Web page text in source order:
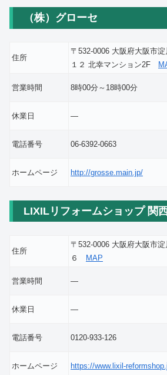
（株）グローセ
住所
〒532-0006 大阪府大阪市
１２ 北幸マンション2F
営業時間 8時00分～18時00分
休業日 ―
電話番号 06-6392-0663
ホームページ http://grosse.main.jp/
LIXILリフォームショップ 関
住所
〒532-0006 大阪府大阪市
６
MAP
営業時間 ―
休業日 ―
電話番号 0120-933-126
ホームページ https://www.lixil-